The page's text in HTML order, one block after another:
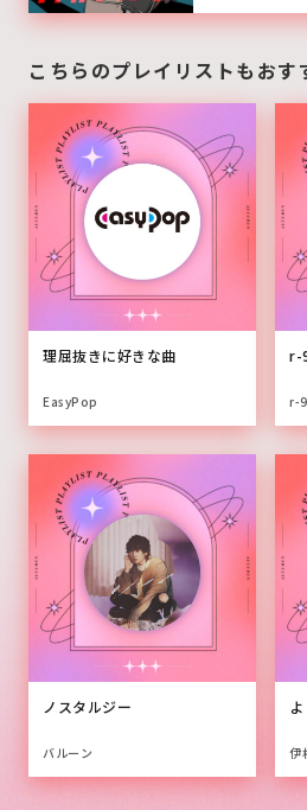
こちらのプレイリストもおす
理屈抜きに好きな曲
EasyPop
r-
r-
ノスタルジー
バルーン 伊